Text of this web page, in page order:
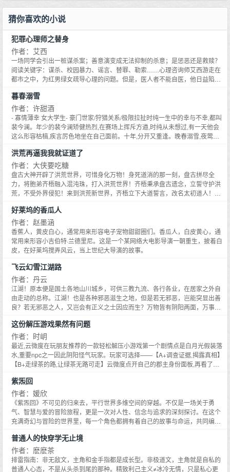
猜你喜欢的小说
犯罪心理师之替身
作者：艾西
一场同学会引出一桩谋杀案；善意演变成无法抑制的杀意；是惩恶还是救赎？
阅读关键字：谋杀、校园暴力、谣言、替罪、勒索……心理咨询师艾西游走在
都市之中，为红男绿女疏导心理的问题。但是，医人者不能自医，他日益陷入
友老威做起了生意。不过，仿佛冥冥之中有可怕的手，搅动着他的生活……老
威的同学会上，艾西假冒未到场的同学刘紫建，本以为会如鱼得水，不料这个
恶作剧却让众人纷纷躲避他。正当艾西疑惑不解之时，姗姗来迟的美女自称宋
丹，众人大惊失色，对他二人指指点点！刘紫建和宋丹发生了什么？艾西碰了
一鼻子灰，只好悻悻然离开，结果撞上警察径直向同学会而来。原来，真正的
他？警察一路追踪，发现老威的同学宋丹十年前就已经死亡。出现在同学会上
的那个宋丹又是何人？她为何要冒名顶替？
暮春溺雪
作者：许甜酒
- 寡情薄幸 女大学生- 豪门世家/狩猎关系/极限拉扯时纯一生中的幸与不幸,都叫
裴今澜。年少的裴今澜矫健热烈,在赛场上挥斥方遒,时纯从未想过,有一天他会
这么形容枯槁,疾言厉色地坐在自己面前。十年,分开又重逢。晚春溺雪,夜莺高
嗯,你要把自己困在荒园,那我就做一只夜莺,替你报时守势,夜夜长鸣。裴今澜,你
看到了吗？我在爱你。——时纯注意事项：1.男主跟腱断裂(能走无法治愈)2.女
主出场有男朋友3.年龄差6岁,结局HE4.于9.23日自14章倒v,感谢支持~——《困
渡寒鸦》求收藏——沪城古董世家公子 动漫原画设计师–温柔矜贵 钓系勾人传
闻裕公子有三好：古玩,风骨,与皮相。黎谷雨坐在时序动漫的老板椅上,斜插铅
路,顺便实现自己的设计构想,黎谷雨自我洗脑一整夜,忍辱负重,描眉画眼,火速整
了一套行头,娇滴滴跑去双抛桥截人。裕先生安好。她佯装惊讶,迭声又道：裕先
生幸会。身着茶色唐装的年轻人回头,美人着旗袍,拎着高跟鞋,赤脚踩在青苔石
阶上。他抬抬手,招呼她,脚心凉,过来。＊三年后,时序动漫靠一部古董衍生漫逆
风翻盘,成为业内翘楚。记者发布会上,媒体长枪短炮问黎谷雨是怎么做到的,向
来绝俗离世的裕公子露了面。黎小姐安好。他长身立于竹骨伞下,对着镜头斯文
哂笑,黎小姐过河拆桥,拆得好。–拉扯甜文–1v1,结局HE
洪荒再逼我我就证道了
作者：大侠要吃糖
盘古大神开辟了洪荒世界，可惜身化万物！身死道消的那一刻，盘古拼尽全
力，将胞弟齐梧融入混沌珠，打入洪荒世界！齐梧秉承盘古遗念，立誓守护洪
荒，不受外界侵犯！来到洪荒新世界，齐梧立下大道誓言，改名太初道人！传
弟，六耳猕猴通天：算了，我还是拜叔父为师吧；女娲
好莱坞的香瓜人
作者：赵墨涵
香蕉人，黄皮白心，通常用来形容电子宠物甜甜圈们。香瓜人，白皮黄心，通
常用来形容小吉伯特·兰德里尼。这是一个某网络大电影导演一朝重生，披着白
皮，在好莱坞搅弄风云，当上世纪大导演的故事。
飞云幻雪江湖路
作者：丹云
江湖！原本便是国土各地山川城乡，可供三教九流、各行各业，在居家之外自
由走动的总称。江湖！也是各种邪恶滋生之地，但是若无邪恶，岂能突显出善
良？若无邪恶之人，又岂会有正义之士因应而生？万物皆有阴阳两面，万事也
性！所谓人不为己，天诛地灭。上自皇帝，下至庶民，每个人的内心中，多多
少少皆有善恶之念及一己私心，只差于突显于善，或是沉沦于恶。所为之事，
利人损己为大善，利人不利己为小善，利人利己则属持平之善，损人利己为私
心之恶，损人又不利己为邪恶。
这份解压游戏果然有问题
作者：时岄
最近,云微度在玩朋友推荐的一款轻松解压小游戏第一个剧情点是白月光假装落
水,重要npc之一因此阴阳怪气玩家。玩家可选择——【A+调查证据,揭露真相】
【B+走绿茶的路,让绿茶无路可走】云微度点开自己的郡主身份面板,再看了眼
喋喋不休的小少爷】随后漫不经心地开口：满意吗？所有人：？！*一周后。被
狗男人们气成高血压的朋友点开聊天框正要吐槽,才发现一周前发错了游戏链
接。朋友：你还好吗？云微度：还不错。云微度发来一张截图。【恭喜玩家获
得稀有称号】【您的恶名响彻整个王都】云微度：挺解压的。朋友：……朋
友：我之前手滑发错链接云微度：？朋友：这玩意是乙女游戏观前提醒：1.本
文预计2月5日入v
紫炁回
作者：媛欣
《紫炁回》不可见的归来去，平行世界多维空间的穿越。不仅是一场关于勇
气、智慧与爱的冒险旅程，更是一次对人性、信念与追求的深刻探讨。在这个
充满奇幻与冒险的世界里，每一个角色都拥有着自己的故事与命运，共同编织
解的画卷。曲靖仙子，王英凤，一位被时光轻抚的佳人，其眼眸中藏着对过往
的哀愁与未来的期许。她不仅掌握着操控时间与空间的秘术，更怀揣着一颗渴
望守护这片土地安宁的心。一次偶然的机会，她于星辉之下，发现了陨落凡间
的流星令，这枚古老的神器，似乎正引领着一场前所未有的变革。
普通人的快穿学无止境
作者：麽麽茶
排雷指南：非无敌文，主角和金手指都是成长型。非极道文，主角就是自私的
普通人心态，不是从头杀到尾的那种。精致利己主义≠冰冷无情，只是私心更